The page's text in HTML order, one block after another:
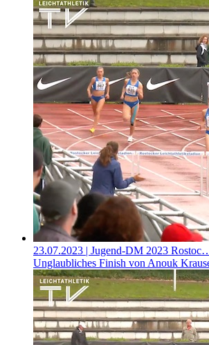
23.07.2023 | Jugend-DM 2023
Unglaubliches Finish von Anouk